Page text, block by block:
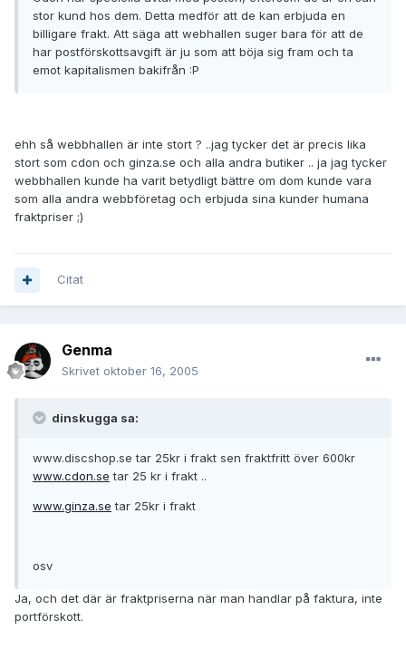
stor kund hos dem. Detta medför att de kan erbjuda en
billigare frakt. Att säga att webhallen suger bara för att de
har postförskottsavgift är ju som att böja sig fram och ta
emot kapitalismen bakifrån :P
ehh så webbhallen är inte stort ? ..jag tycker det är precis lika
stort som cdon och ginza.se och alla andra butiker .. ja jag tycker
webbhallen kunde ha varit betydligt bättre om dom kunde vara
som alla andra webbföretag och erbjuda sina kunder humana
fraktpriser ;)
Citat
Genma
Skrivet oktober 16, 2005
dinskugga sa:
www.discshop.se tar 25kr i frakt sen fraktfritt över 600kr
www.cdon.se tar 25 kr i frakt ..
www.ginza.se tar 25kr i frakt
osv
Ja, och det där är fraktpriserna när man handlar på faktura, inte
portförskott.